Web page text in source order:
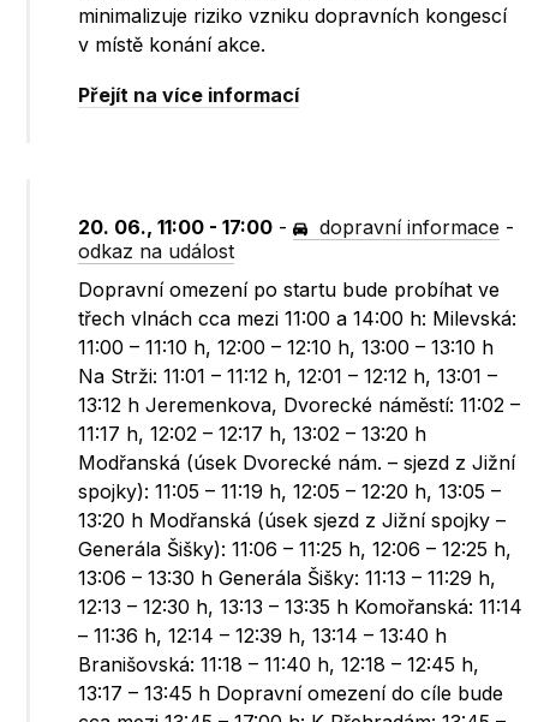
minimalizuje riziko vzniku dopravních kongescí
v místě konání akce.
Přejít na více informací
20. 06., 11:00 - 17:00 - dopravní informace -
odkaz na událost
Dopravní omezení po startu bude probíhat ve
třech vlnách cca mezi 11:00 a 14:00 h: Milevská:
11:00 – 11:10 h, 12:00 – 12:10 h, 13:00 – 13:10 h
Na Strži: 11:01 – 11:12 h, 12:01 – 12:12 h, 13:01 –
13:12 h Jeremenkova, Dvorecké náměstí: 11:02 –
11:17 h, 12:02 – 12:17 h, 13:02 – 13:20 h
Modřanská (úsek Dvorecké nám. – sjezd z Jižní
spojky): 11:05 – 11:19 h, 12:05 – 12:20 h, 13:05 –
13:20 h Modřanská (úsek sjezd z Jižní spojky –
Generála Šišky): 11:06 – 11:25 h, 12:06 – 12:25 h,
13:06 – 13:30 h Generála Šišky: 11:13 – 11:29 h,
12:13 – 12:30 h, 13:13 – 13:35 h Komořanská: 11:14
– 11:36 h, 12:14 – 12:39 h, 13:14 – 13:40 h
Branišovská: 11:18 – 11:40 h, 12:18 – 12:45 h,
13:17 – 13:45 h Dopravní omezení do cíle bude